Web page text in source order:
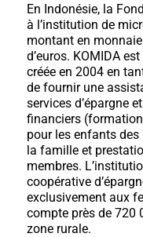
En Indonésie, la
à l’institution de
montant en
d’euros. KOMIDA
créée en 2004 en
de fournir une
services d’épargne
financiers
pour les enfants
la famille et
membres.
coopérative
exclusivement aux
compte près de 720
zone rurale.